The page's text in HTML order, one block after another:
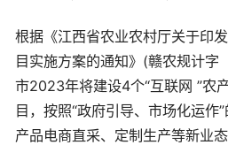
根据《江西省农业农村厅关于印
目实施方案的通知》(赣农规计
市2023年将建设4个“互联网 ”农
目，按照“政府引导、市场化运作
产品电商直采、定制生产等新业